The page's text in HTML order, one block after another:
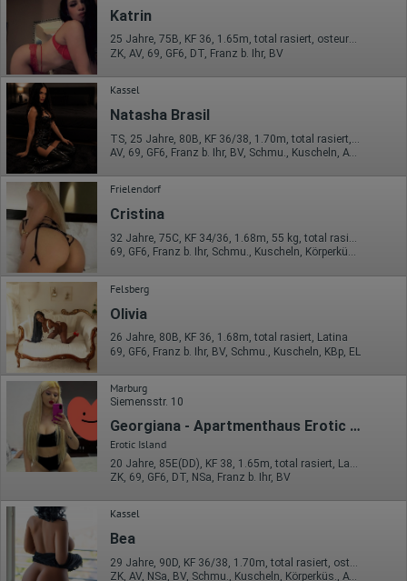
Erhobene Informationen zum Besucherverhalten sind folgende:
Herkunft (Land und Stadt)
Sprache
Betriebssystem
Gerät (PC, Tablet-PC oder Smartphone)
Browser und alle verwendeten Add-ons
Auflösung des Computers
Besucherquelle (Facebook, Suchmaschine oder
verweisende Webseite)
Welche Dateien wurden heruntergeladen?
Welche Videos angeschaut?
Wurden Werbebanner angeklickt?
Wohin ging der Besucher? Klickte er auf weitere Seiten des
Portals oder hat er sie komplett verlassen?
Wie lange blieb der Besucher?
Ort der Verarbeitung:
Europäische Union & USA
Hotjar
Wir nutzen Hotjar als Webanalysedient. Es wird verwendet, um
Daten über das Benutzerverhalten zu sammeln. Hotjar kann
auch im Rahmen von Umfragen und Feedbackfunktionen, die
auf unserer Website eingebunden sind, von Ihnen bereitgestellte
Informationen verarbeiten.
Herausgeber:
Hotjar Limited, Malta
Erhobene Daten:
Datum und Uhrzeit des Besuchs
Geografischer Standort
IP-Adresse
Mausbewegungen
Besuchte Seiten
Referrer URL
Katrin
25 Jahre, 75B, KF 36, 1.65m, total rasiert, osteuropäisch
ZK, AV, 69, GF6, DT, Franz b. Ihr, BV
Kassel
Natasha Brasil
AV, 69, GF6, Franz b. Ihr, BV, Schmu., Kuscheln, AV b. Ihm
Frielendorf
Cristina
32 Jahre, 75C, KF 34/36, 1.68m, 55 kg, total rasiert, osteuropäisch
69, GF6, Franz b. Ihr, Schmu., Kuscheln, Körperküs., KBp, EL
Felsberg
Olivia
26 Jahre, 80B, KF 36, 1.68m, total rasiert, Latina
69, GF6, Franz b. Ihr, BV, Schmu., Kuscheln, KBp, EL
Marburg
Siemensstr. 10
Georgiana - Apartmenthaus Erotic Island
Erotic Island
ZK, 69, GF6, DT, NSa, Franz b. Ihr, BV
Kassel
Bea
29 Jahre, 90D, KF 36/38, 1.70m, total rasiert, osteuropäisch
ZK, AV, NSa, BV, Schmu., Kuscheln, Körperküs., AV b. Ihm